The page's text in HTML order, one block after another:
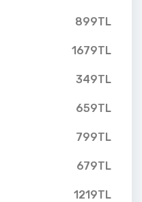
899TL
1679TL
349TL
659TL
799TL
679TL
1219TL